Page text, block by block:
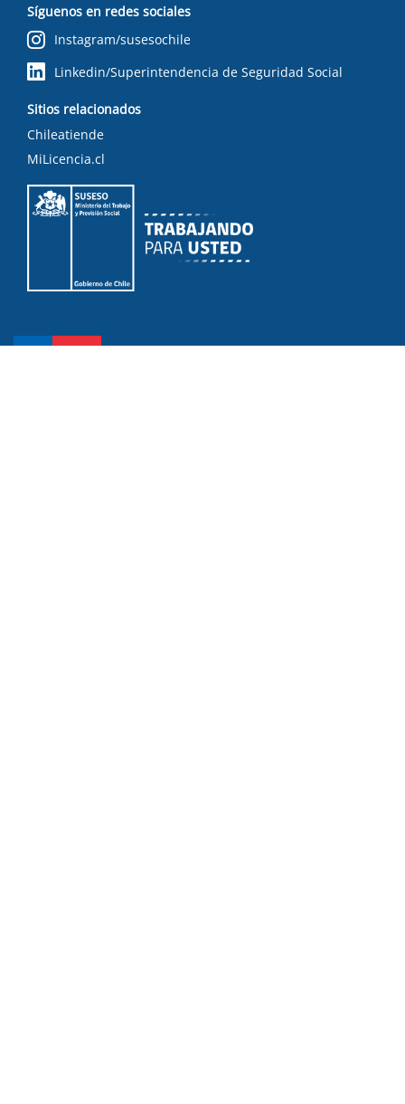
Síguenos en redes sociales
Instagram/susesochile
Linkedin/Superintendencia de Seguridad Social
Sitios relacionados
Chileatiende
MiLicencia.cl